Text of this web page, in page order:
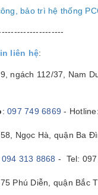
bảo trì hệ thống
liên hệ:
ngách 112/37, Nam
: 097 749 6869- Hotline:
Ngọc Hà, quận Ba
094 313 8868 - Tel:
Phú Diễn, quận Bắc